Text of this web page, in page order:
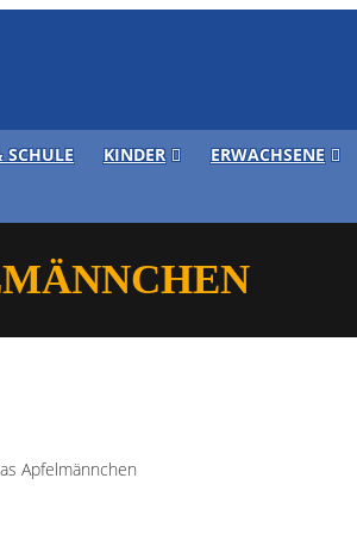
SCHULE KINDER ERWACHSENE
Apfelmännchen